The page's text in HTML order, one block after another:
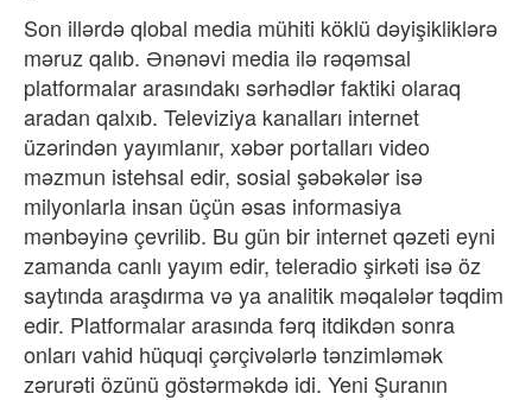
Son illərdə qlobal media mühiti köklü dəyişikliklərə
məruz qalıb. Ənənəvi media ilə rəqəmsal
platformalar arasındakı sərhədlər faktiki olaraq
aradan qalxıb. Televiziya kanalları internet
üzərindən yayımlanır, xəbər portalları video
məzmun istehsal edir, sosial şəbəkələr isə
milyonlarla insan üçün əsas informasiya
mənbəyinə çevrilib. Bu gün bir internet qəzeti eyni
zamanda canlı yayım edir, teleradio şirkəti isə öz
saytında araşdırma və ya analitik məqalələr təqdim
edir. Platformalar arasında fərq itdikdən sonra
onları vahid hüquqi çərçivələrlə tənzimləmək
zərurəti özünü göstərməkdə idi. Yeni Şuranın